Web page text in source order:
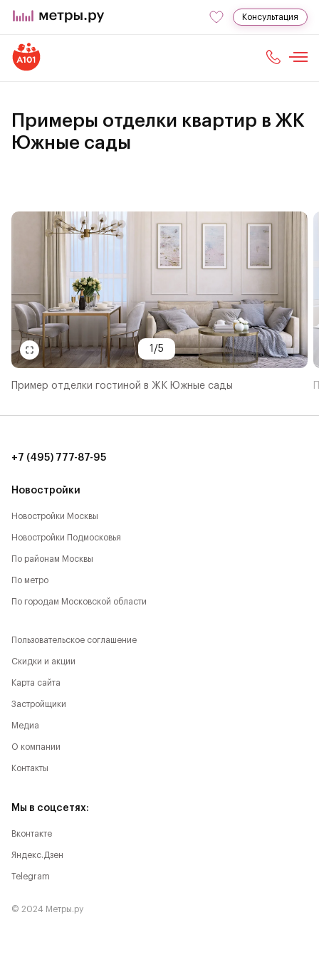
Консультация
Примеры отделки квартир в ЖК
Южные сады
Пример отделки гостиной в ЖК Южные сады
1 /5
Новостройки
Новостройки Москвы
Новостройки Подмосковья
По районам Москвы
По метро
По городам Московской области
+7 (495) 777-87-95
Пользовательское соглашение
Скидки и акции
Карта сайта
Застройщики
Медиа
О компании
Контакты
Мы в соцсетях:
Вконтакте
Яндекс.Дзен
Telegram
© 2024 Метры.ру